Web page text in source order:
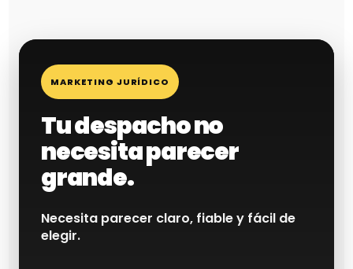
MARKETING JURÍDICO
Tu despacho no
necesita parecer
grande.
Necesita parecer claro, fiable y fácil de
elegir.